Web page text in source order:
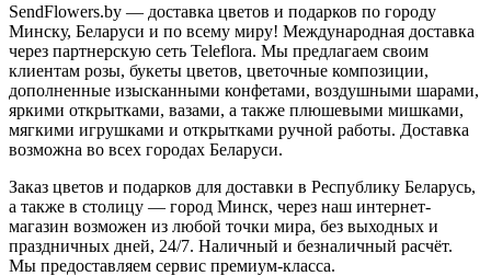
SendFlowers.by — доставка цветов и подарков по городу
Минску, Беларуси и по всему миру! Международная доставка
через партнерскую сеть Teleflora. Мы предлагаем своим
клиентам розы, букеты цветов, цветочные композиции,
дополненные изысканными конфетами, воздушными шарами,
яркими открытками, вазами, а также плюшевыми мишками,
мягкими игрушками и открытками ручной работы. Доставка
возможна во всех городах Беларуси.
Заказ цветов и подарков для доставки в Республику Беларусь,
а также в столицу — город Минск, через наш интернет-
магазин возможен из любой точки мира, без выходных и
праздничных дней, 24/7. Наличный и безналичный расчёт.
Мы предоставляем сервис премиум-класса.